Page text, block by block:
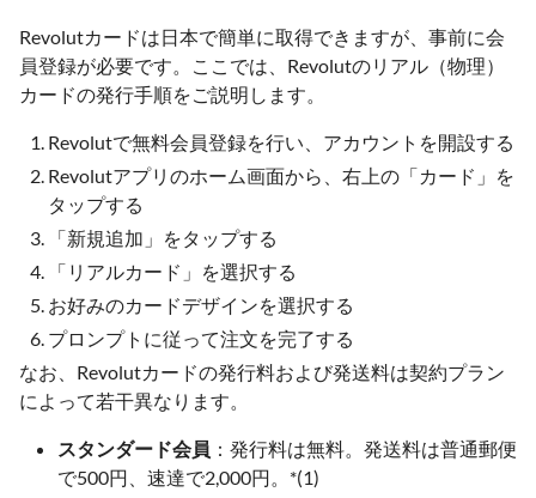
Revolutカードは日本で簡単に取得できますが、事前に会
員登録が必要です。ここでは、Revolutのリアル（物理）
カードの発行手順をご説明します。
Revolutで無料会員登録を行い、アカウントを開設する
Revolutアプリのホーム画面から、右上の「カード」を
タップする
「新規追加」をタップする
「リアルカード」を選択する
お好みのカードデザインを選択する
プロンプトに従って注文を完了する
なお、Revolutカードの発行料および発送料は契約プラン
によって若干異なります。
スタンダード会員 ：発行料は無料。発送料は普通郵便
で500円、速達で2,000円。*(1)